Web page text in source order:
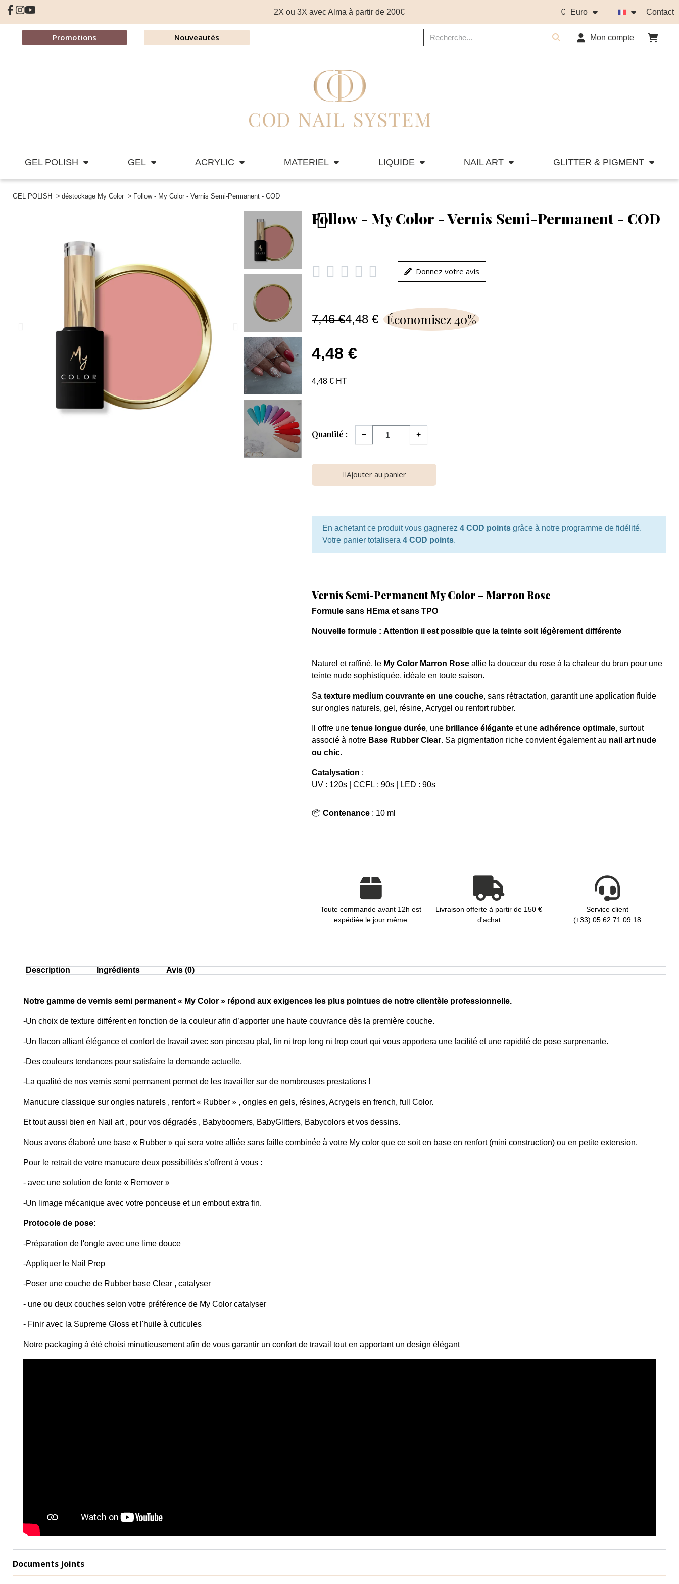
2X ou 3X avec Alma à partir de 200€ € Euro Contact
Promotions Nouveautés Mon compte
GEL POLISH GEL ACRYLIC MATERIEL LIQUIDE NAIL ART GLITTER & PIGMENT
GEL POLISH déstockage My Color Follow - My Color - Vernis Semi-Permanent - COD
Follow - My Color - Vernis Semi-Permanent - COD
     Donnez votre avis
7,46 €4,48 € Économisez 40%
4,48 €
4,48 € HT
Quantité : − +
Ajouter au panier
En achetant ce produit vous gagnerez 4 COD pointsgrâce à notre programme de fidélité.
Votre panier totalisera 4 COD points.
Vernis Semi-Permanent My Color – Marron Rose
Formule sans HEma et sans TPO
Nouvelle formule : Attention il est possible que la teinte soit légèrement différente
Naturel et raffiné, le My Color Marron Roseallie la douceur du rose à la chaleur du brun pour une
teinte nude sophistiquée, idéale en toute saison.
Sa texture medium couvrante en une couche, sans rétractation, garantit une application fluide
sur ongles naturels, gel, résine, Acrygel ou renfort rubber.
Il offre une tenue longue durée, une brillance éléganteet une adhérence optimale, surtout
associé à notre Base Rubber Clear. Sa pigmentation riche convient également au nail art nude
ou chic.
Catalysation :
UV : 120s | CCFL : 90s | LED : 90s
📦 Contenance: 10 ml
Toute commande avant 12h est
expédiée le jour même
Livraison offerte à partir de 150 €
d'achat
Service client
(+33) 05 62 71 09 18
Description Ingrédients Avis (0)
Notre gamme de vernis semi permanent « My Color » répond aux exigences les plus pointues de notre clientèle professionnelle.
-Un choix de texture différent en fonction de la couleur afin d’apporter une haute couvrance dès la première couche.
-Un flacon alliant élégance et confort de travail avec son pinceau plat, fin ni trop long ni trop court qui vous apportera une facilité et une rapidité de pose surprenante.
-Des couleurs tendances pour satisfaire la demande actuelle.
-La qualité de nos vernis semi permanent permet de les travailler sur de nombreuses prestations !
Manucure classique sur ongles naturels , renfort « Rubber » , ongles en gels, résines, Acrygels en french, full Color.
Et tout aussi bien en Nail art , pour vos dégradés , Babyboomers, BabyGlitters, Babycolors et vos dessins.
Nous avons élaboré une base « Rubber » qui sera votre alliée sans faille combinée à votre My color que ce soit en base en renfort (mini construction) ou en petite extension.
Pour le retrait de votre manucure deux possibilités s’offrent à vous :
- avec une solution de fonte « Remover »
-Un limage mécanique avec votre ponceuse et un embout extra fin.
Protocole de pose:
-Préparation de l'ongle avec une lime douce
-Appliquer le Nail Prep
-Poser une couche de Rubber base Clear , catalyser
- une ou deux couches selon votre préférence de My Color catalyser
- Finir avec la Supreme Gloss et l'huile à cuticules
Notre packaging à été choisi minutieusement afin de vous garantir un confort de travail tout en apportant un design élégant
Documents joints